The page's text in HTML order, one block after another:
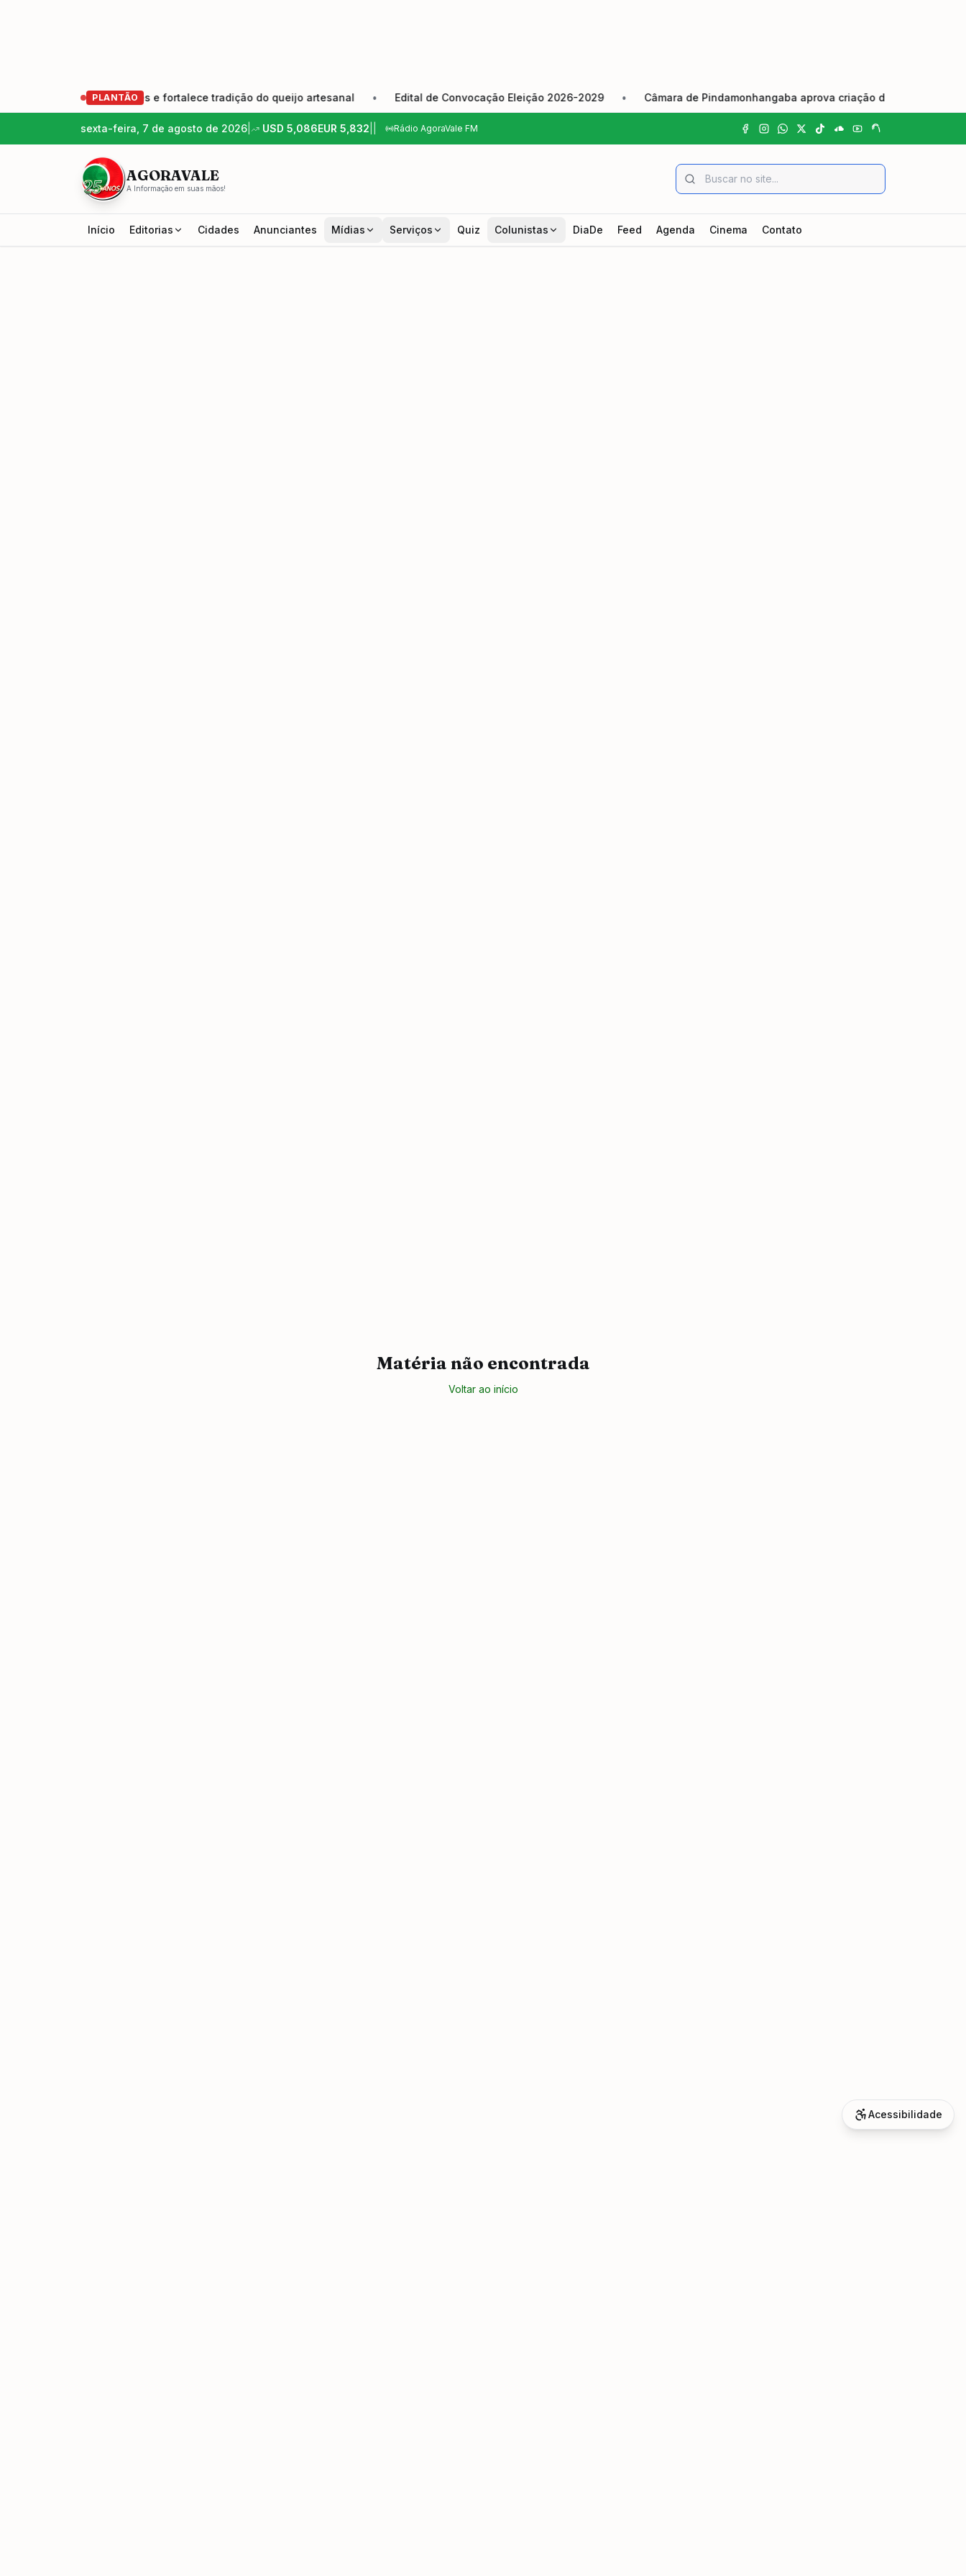
PLANTÃO
de produtores e fortalece tradição do queijo artesanal • Edital de Convocação Eleição 2026-2029 • Câmara de Pindamonhangaba aprova criação do Dia Municipal do
sexta-feira, 7 de agosto de 2026 USD 5,086EUR 5,832 Rádio AgoraVale FM
AGORAVALE
A Informação em suas mãos!
Início Editorias Cidades Anunciantes Mídias Serviços Quiz Colunistas DiaDe Feed Agenda Cinema Contato
Matéria não encontrada
Voltar ao início
Acessibilidade